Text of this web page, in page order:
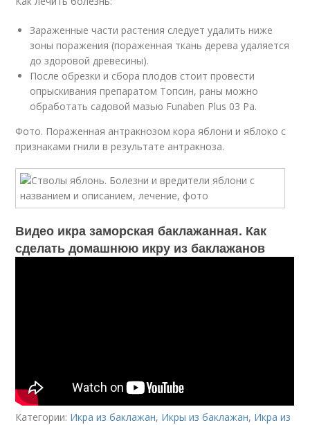
Зараженные части растения следует удалить ниже
зоны поражения (пораженная ткань дерева удаляется
до здоровой древесины).
После обрезки и сбора плодов стоит провести
опрыскивания препаратом Топсин, раны можно
обработать садовой мазью Funaben Plus 03 Pa.
Фото. Пораженная антракнозом кора яблони и яблоко с
признаками гнили в результате антракноза.
Видео икра заморская баклажанная. Как
сделать домашнюю икру из баклажанов
Категории: Икра из баклажан, Икры из баклажан, Икра из